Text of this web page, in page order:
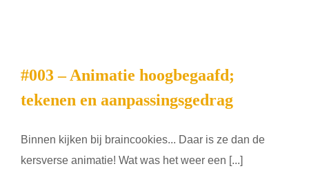
#003 – Animatie hoogbegaafd;
tekenen en aanpassingsgedrag
Binnen kijken bij braincookies... Daar is ze dan de
kersverse animatie! Wat was het weer een [...]